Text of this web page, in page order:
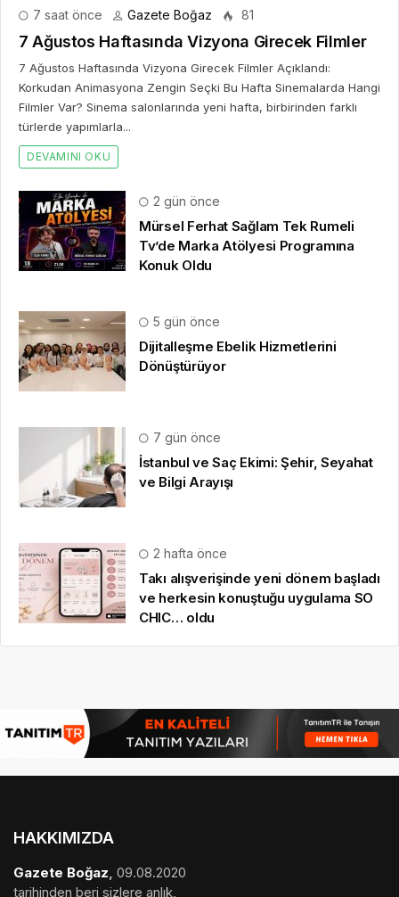
7 saat önce Gazete Boğaz 81
7 Ağustos Haftasında Vizyona Girecek Filmler
7 Ağustos Haftasında Vizyona Girecek Filmler Açıklandı:
Korkudan Animasyona Zengin Seçki Bu Hafta Sinemalarda Hangi
Filmler Var? Sinema salonlarında yeni hafta, birbirinden farklı
türlerde yapımlarla...
DEVAMINI OKU
2 gün önce
Mürsel Ferhat Sağlam Tek Rumeli
Tv’de Marka Atölyesi Programına
Konuk Oldu
5 gün önce
Dijitalleşme Ebelik Hizmetlerini
Dönüştürüyor
7 gün önce
İstanbul ve Saç Ekimi: Şehir, Seyahat
ve Bilgi Arayışı
2 hafta önce
Takı alışverişinde yeni dönem başladı
ve herkesin konuştuğu uygulama SO
CHIC… oldu
HAKKIMIZDA
Gazete Boğaz, 09.08.2020
tarihinden beri sizlere anlık,